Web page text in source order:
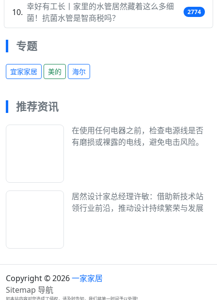
幸好有工长丨家里的水管居然藏着这么多细
菌！抗菌水管是智商税吗？
2774
专题
宜家家居 美的 海尔
推荐资讯
在使用任何电器之前，检查电源线是否
有磨损或裸露的电线，避免电击风险。
居然设计家总经理许敏：借助新技术站
领行业前沿，推动设计持续繁荣与发展
Copyright © 2026一家家居
Sitemap 导航
如本站内容对您造成了侵权，请及时告知，我们将第一时间予以处理!